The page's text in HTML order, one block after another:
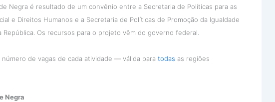
Negra é resultado de um convênio entre a Secretaria de Políticas para as
e Direitos Humanos e a Secretaria de Políticas de Promoção da Igualdade
República. Os recursos para o projeto vêm do governo federal.
número de vagas de cada atividade — válida para todas as regiões
Negra